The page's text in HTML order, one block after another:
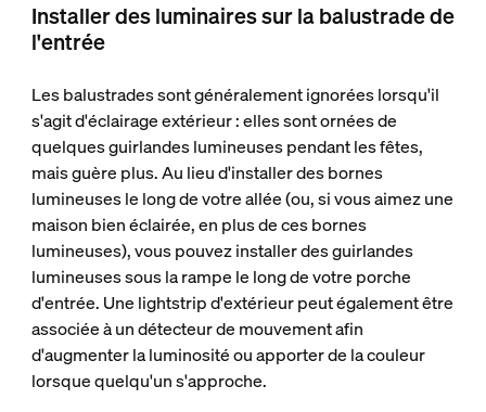
Installer des luminaires sur la balustrade de
l'entrée
Les balustrades sont généralement ignorées lorsqu'il
s'agit d'éclairage extérieur : elles sont ornées de
quelques guirlandes lumineuses pendant les fêtes,
mais guère plus. Au lieu d'installer des bornes
lumineuses le long de votre allée (ou, si vous aimez une
maison bien éclairée, en plus de ces bornes
lumineuses), vous pouvez installer des guirlandes
lumineuses sous la rampe le long de votre porche
d'entrée. Une lightstrip d'extérieur peut également être
associée à un détecteur de mouvement afin
d'augmenter la luminosité ou apporter de la couleur
lorsque quelqu'un s'approche.